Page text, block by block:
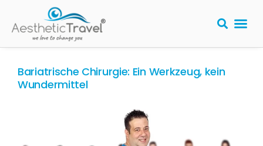
Bariatrische Chirurgie: Ein Werkzeug, kein
Wundermittel